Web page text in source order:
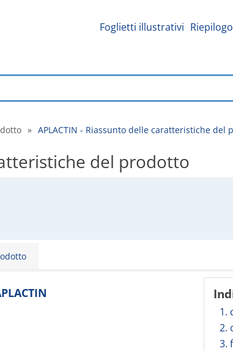
Foglietti illustrativi
» APLACTIN - Riassunto delle caratteristiche del
del prodotto
1.
2.
3.